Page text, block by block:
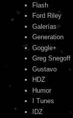
Flash
Ford Riley
Galerías
Generation
Goggle+
Greg Snegoff
Gustavo
HDZ
Humor
I Tunes
IDZ